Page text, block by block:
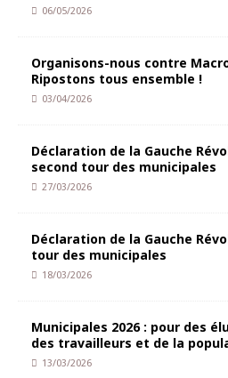
06/05/2026
Organisons-nous contre
Ripostons tous ensemble !
03/04/2026
Déclaration de la Gauche
second tour des municipales
27/03/2026
Déclaration de la Gauche
tour des municipales
18/03/2026
Municipales 2026 : pour des
des travailleurs et de la
13/03/2026